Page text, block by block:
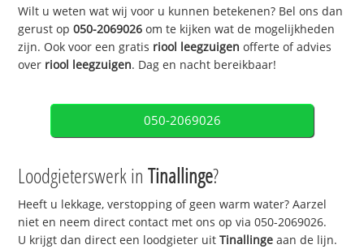
Wilt u weten wat wij voor u kunnen betekenen? Bel ons dan
gerust op050-2069026 om te kijken wat de mogelijkheden
zijn. Ook voor een gratis riool leegzuigen offerte of advies
over riool leegzuigen. Dag en nacht bereikbaar!
050-2069026
Loodgieterswerk inTinallinge?
Heeft u lekkage, verstopping of geen warm water? Aarzel
niet en neem direct contact met ons op via 050-2069026.
U krijgt dan direct een loodgieter uitTinallinge aan de lijn.